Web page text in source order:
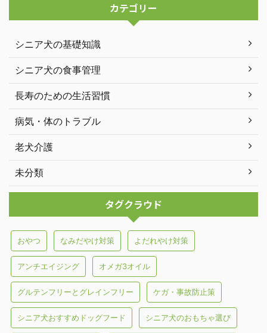
カテゴリー
シニア犬の基礎知識
シニア犬の食事管理
長寿のための生活習慣
病気・体のトラブル
老犬介護
未分類
タグクラウド
おやつ なみだやけ対策 よだれやけ対策
アンチエイジング オメガ3オイル
グルテンフリーとグレインフリー ケガ・事故防止策
シニア犬おすすめドッグフード シニア犬のおもちゃ選び